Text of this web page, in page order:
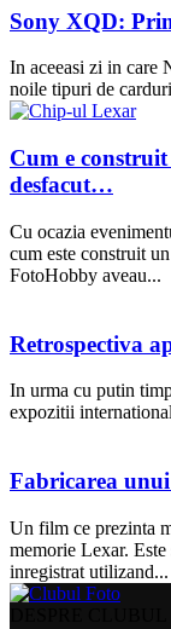
Sony XQD:
In aceeasi zi in care
noile tipuri de
Cum e
desfacut…
Cu ocazia
cum este construit
FotoHobby aveau...
Retrospectiva
In urma cu putin
expozitii
Fabricarea
Un film ce prezinta
memorie Lexar.
inregistrat utilizand...